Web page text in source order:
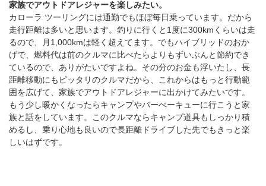
家族でアウトドアレジャーを楽しみたい。
カローラ ツーリングには通勤でもほぼ毎日乗っています。だから
走行距離は多いと思います。釣りに行くと1度に300kmくらいは走
るので、月1,000kmは軽く超えてます。でもハイブリッドのおか
げで、燃料代は前のクルマに比べたらよりもずいぶんと節約でき
ているので、ありがたいですよね。その分のお金も浮いたし、長
距離移動にもピッタリのクルマだから、これからはもっと行動範
囲を広げて、家族でアウトドアレジャーに出かけてみたいです。
もう少し暖かくなったらキャンプやバーべーキューに行こうと家
族と話をしています。このクルマならキャンプ道具もしっかり積
めるし、乗り心地も良いので長距離ドライブした先でもきっと楽
しいはずです。